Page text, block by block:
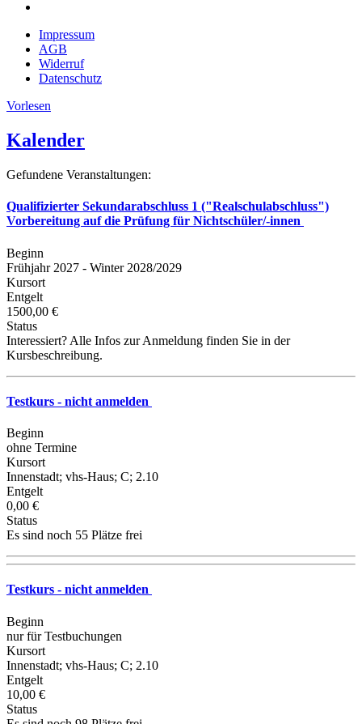
Impressum
AGB
Widerruf
Datenschutz
Vorlesen
Kalender
Gefundene Veranstaltungen:
Qualifizierter Sekundarabschluss 1 ("Realschulabschluss")
Vorbereitung auf die Prüfung für Nichtschüler/-innen
Beginn
Frühjahr 2027 - Winter 2028/2029
Kursort
Entgelt
1500,00 €
Status
Interessiert? Alle Infos zur Anmeldung finden Sie in der
Kursbeschreibung.
Testkurs - nicht anmelden
Beginn
ohne Termine
Kursort
Innenstadt; vhs-Haus; C; 2.10
Entgelt
0,00 €
Status
Es sind noch 55 Plätze frei
Testkurs - nicht anmelden
Beginn
nur für Testbuchungen
Kursort
Innenstadt; vhs-Haus; C; 2.10
Entgelt
10,00 €
Status